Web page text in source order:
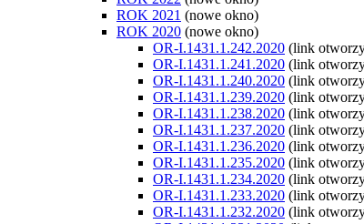
ROK 2021 (nowe okno)
ROK 2020 (nowe okno)
OR-I.1431.1.242.2020 (link
OR-I.1431.1.241.2020 (link
OR-I.1431.1.240.2020 (link
OR-I.1431.1.239.2020 (link
OR-I.1431.1.238.2020 (link
OR-I.1431.1.237.2020 (link
OR-I.1431.1.236.2020 (link
OR-I.1431.1.235.2020 (link
OR-I.1431.1.234.2020 (link
OR-I.1431.1.233.2020 (link
OR-I.1431.1.232.2020 (link